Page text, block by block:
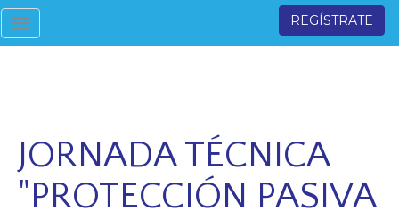
Toggle
navigation
REGÍSTRATE
JORNADA TÉCNICA
"PROTECCIÓN PASIVA